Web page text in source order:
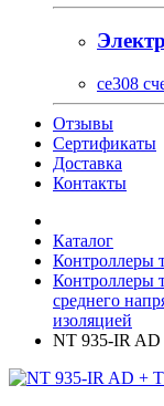
ce308
Отзывы
Сертификаты
Доставка
Контакты
Каталог
Контроллеры
Контроллеры
среднего
изоляцией
NT 935-IR AD